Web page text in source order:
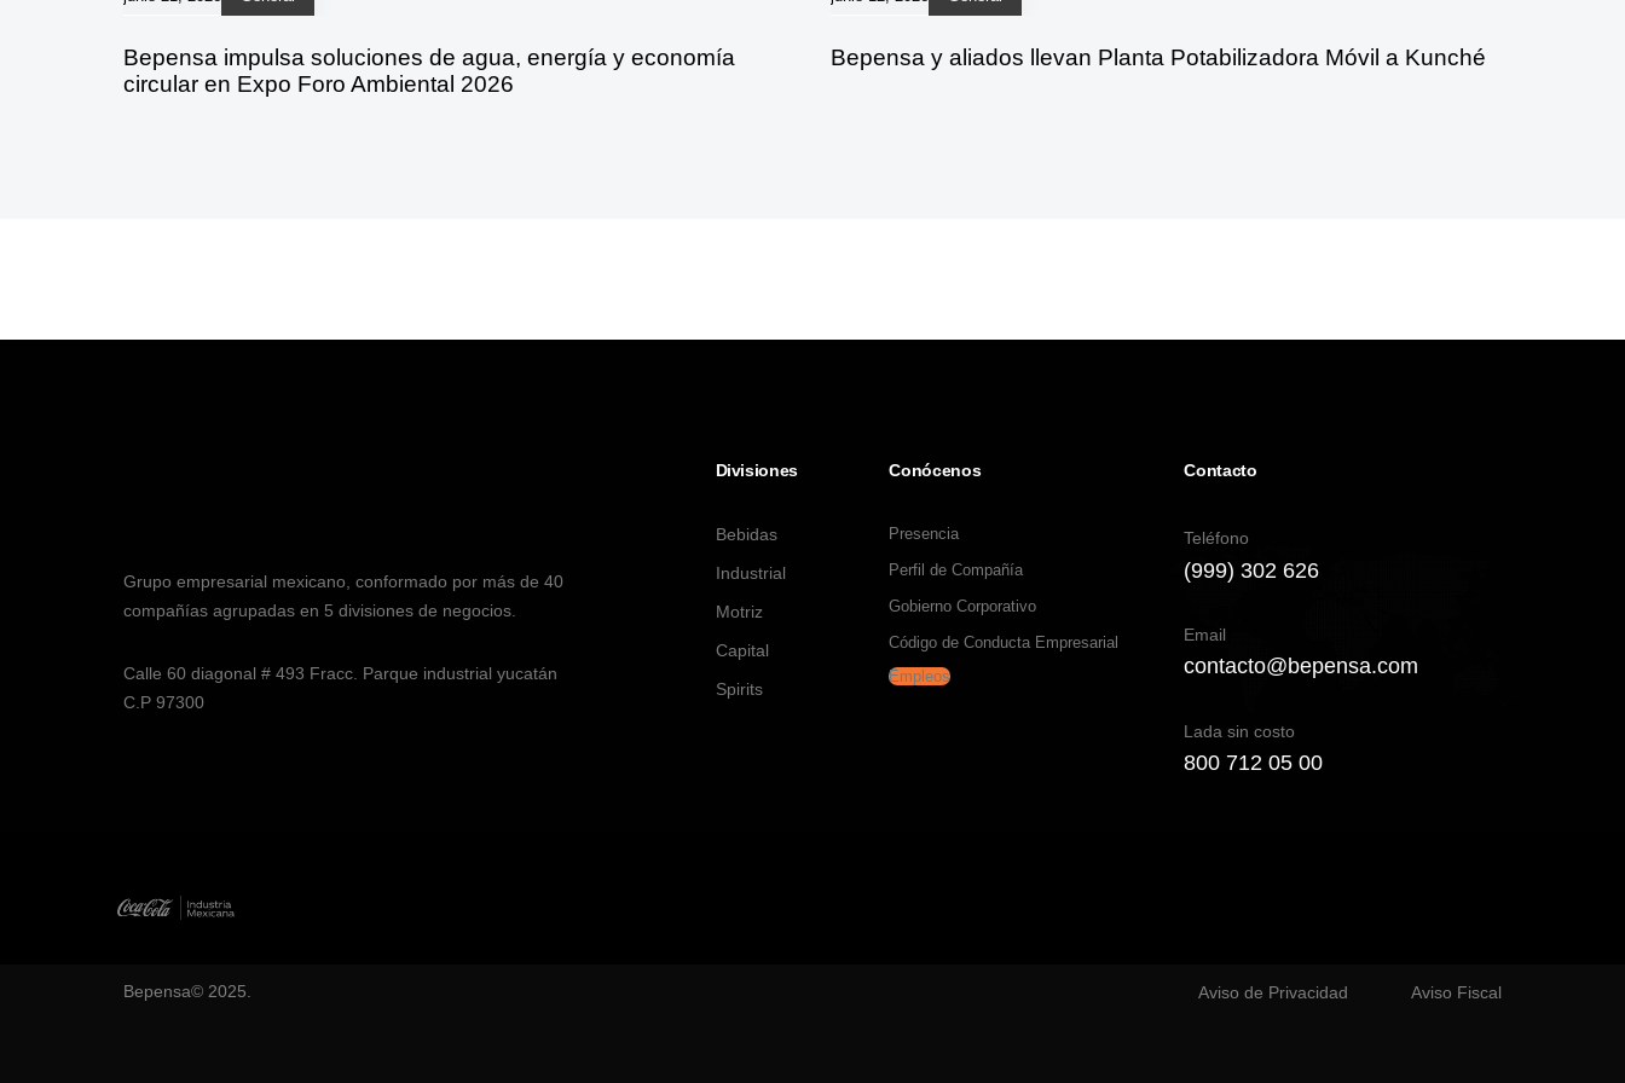
Bepensa impulsa soluciones de agua, energía y economía
circular en Expo Foro Ambiental 2026
Bepensa y aliados llevan Planta Potabilizadora Móvil a Kunché
Grupo empresarial mexicano, conformado por más de 40
compañías agrupadas en 5 divisiones de negocios.
Calle 60 diagonal # 493 Fracc. Parque industrial yucatán
C.P 97300
Divisiones
Bebidas
Industrial
Motriz
Capital
Spirits
Conócenos
Presencia
Perfil de Compañía
Gobierno Corporativo
Código de Conducta Empresarial
Empleos
Contacto
Teléfono
(999) 302 626
Email
contacto@bepensa.com
Lada sin costo
800 712 05 00
Bepensa© 2025. Aviso de Privacidad Aviso Fiscal